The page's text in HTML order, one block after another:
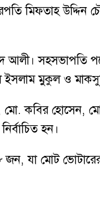
মিফতাহ
আলী।
ইসলাম মুকুল ও
কবির হোসেন,
হন।
জন, যা মোট